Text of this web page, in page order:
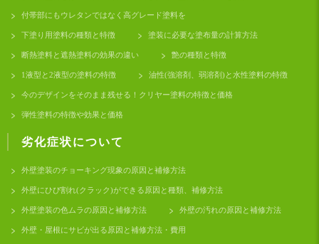
付帯部にもウレタンではなく高グレード塗料を
下塗り用塗料の種類と特徴 塗装に必要な塗布量の計算方法
断熱塗料と遮熱塗料の効果の違い 艶の種類と特徴
1液型と2液型の塗料の特徴 油性(強溶剤、弱溶剤)と水性塗料の特徴
今のデザインをそのまま残せる！クリヤー塗料の特徴と価格
弾性塗料の特徴や効果と価格
劣化症状について
外壁塗装のチョーキング現象の原因と補修方法
外壁にひび割れ(クラック)ができる原因と種類、補修方法
外壁塗装の色ムラの原因と補修方法 外壁の汚れの原因と補修方法
外壁・屋根にサビが出る原因と補修方法・費用